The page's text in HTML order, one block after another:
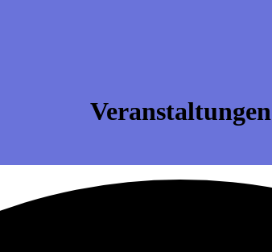
Veranstaltungen